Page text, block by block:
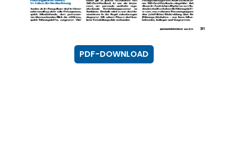
PDF-DOWNLOAD